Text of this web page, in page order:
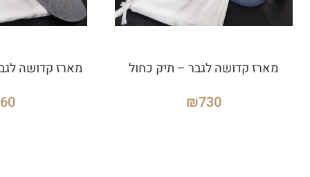
מארז קדושה לגבר – תיק כחול
₪730
מארז קדושה